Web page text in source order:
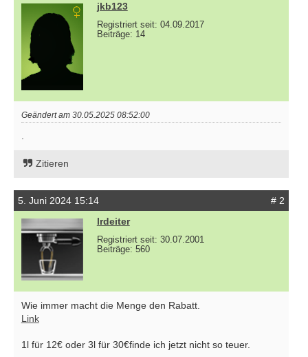
jkb123
Registriert seit: 04.09.2017
Beiträge: 14
Geändert am 30.05.2025 08:52:00
Zitieren
5. Juni 2024 15:14
# 2
lrdeiter
Registriert seit: 30.07.2001
Beiträge: 560
Wie immer macht die Menge den Rabatt.
Link
1l für 12€ oder 3l für 30€finde ich jetzt nicht so teuer.